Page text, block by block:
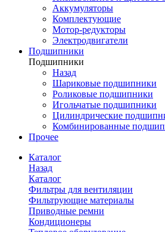
Аккумуляторы
Комплектующие
Мотор-редукторы
Электродвигатели
Подшипники
Подшипники
Назад
Шариковые подшипники
Роликовые подшипники
Игольчатые подшипники
Цилиндрические
Комбинированные
Прочее
Каталог
Назад
Каталог
Фильтры для вентиляции
Фильтрующие материалы
Приводные ремни
Кондиционеры